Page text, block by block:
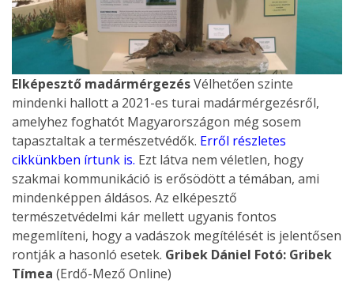
Elképesztő madármérgezésVélhetően szinte
mindenki hallott a 2021-es turai madármérgezésről,
amelyhez foghatót Magyarországon még sosem
tapasztaltak a természetvédők. Erről részletes
cikkünkben írtunk is. Ezt látva nem véletlen, hogy
szakmai kommunikáció is erősödött a témában, ami
mindenképpen áldásos. Az elképesztő
természetvédelmi kár mellett ugyanis fontos
megemlíteni, hogy a vadászok megítélését is jelentősen
rontják a hasonló esetek. Gribek Dániel Fotó: Gribek
Tímea (Erdő-Mező Online)